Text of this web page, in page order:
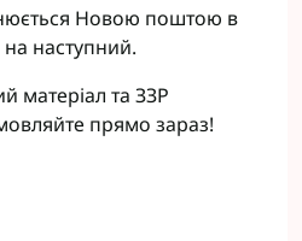
Новою поштою в
наступний.
матеріал та ЗЗР
прямо зараз!